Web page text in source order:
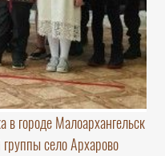
в городе Малоархангельск
село Архарово